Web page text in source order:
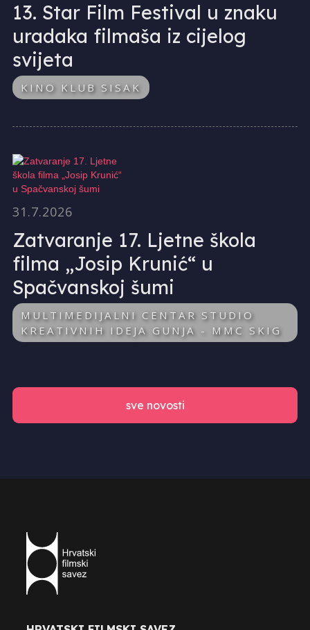
13. Star Film Festival u znaku
uradaka filmaša iz cijelog
svijeta
KINO KLUB SISAK
31.7.2026
Zatvaranje 17. Ljetne škola
filma „Josip Krunić“ u
Spačvanskoj šumi
MULTIMEDIJALNI CENTAR STUDIO
KREATIVNIH IDEJA GUNJA - MMC SKIG
sve novosti